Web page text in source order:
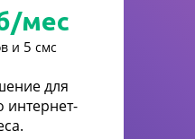
мес
и 5 смс
для
интернет-